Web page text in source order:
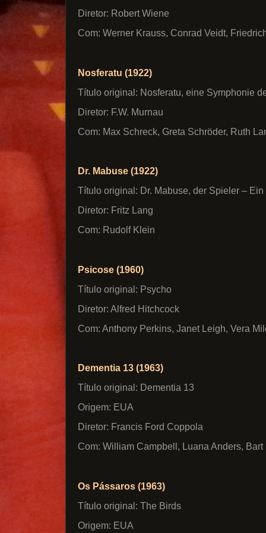
Diretor: Robert Wiene
Com: Werner Krauss, Conrad Veidt,
Nosferatu (1922)
Título original: Nosferatu, eine Symphonie
Diretor: F.W. Murnau
Com: Max Schreck, Greta Schröder, Ruth
Dr. Mabuse (1922)
Título original: Dr. Mabuse, der Spieler –
Diretor: Fritz Lang
Com: Rudolf Klein
Psicose (1960)
Título original: Psycho
Diretor: Alfred Hitchcock
Com: Anthony Perkins, Janet Leigh, Vera
Dementia 13 (1963)
Título original: Dementia 13
Origem: EUA
Diretor: Francis Ford Coppola
Com: William Campbell, Luana Anders,
Os Pássaros (1963)
Título original: The Birds
Origem: EUA